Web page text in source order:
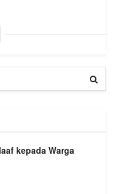
kepada Warga